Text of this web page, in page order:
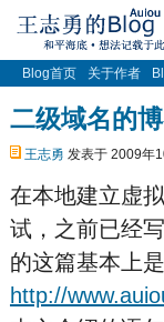
Blog首页 关于作者
二级域名的
王志勇 发表于 2009年
在本地建立虚
试，之前已经
的这篇基本上
http://